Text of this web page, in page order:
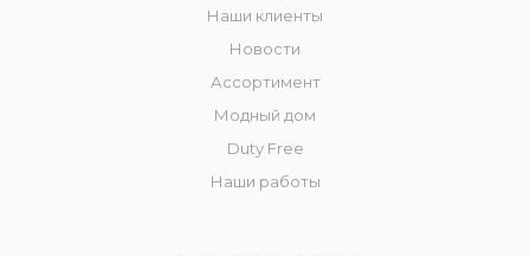
Наши клиенты
Новости
Ассортимент
Модный дом
Duty Free
Наши работы